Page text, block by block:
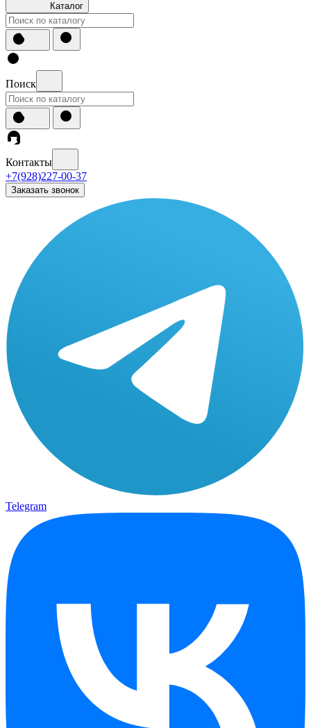
Каталог
Поиск
Контакты
+7(928)227-00-37
Заказать звонок
Telegram